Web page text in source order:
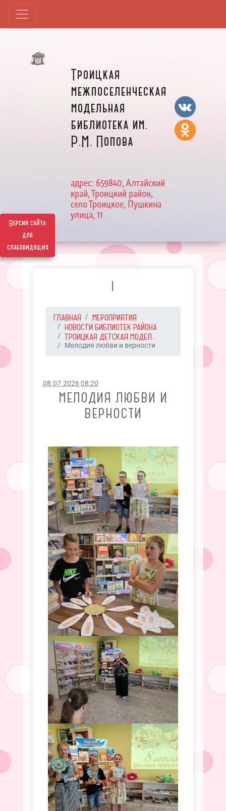
Версия сайта
для
слабовидящих
Троицкая
межпоселенческая
модельная
библиотека им.
Р.М. Попова
адрес: 659840, Алтайский
край, Троицкий район,
село Троицкое, Пушкина
улица, 11
I
ГЛАВНАЯ
МЕРОПРИЯТИЯ
НОВОСТИ БИБЛИОТЕК РАЙОНА
ТРОИЦКАЯ ДЕТСКАЯ МОДЕЛ...
Мелодия любви и верности
08.07.2026 08:20
МЕЛОДИЯ ЛЮБВИ И
ВЕРНОСТИ